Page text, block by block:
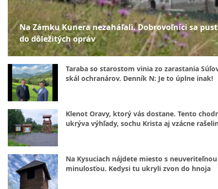
Na Zámku Kunera nezaháľali. Dobrovoľníci sa
do dôležitých opráv
Taraba so starostom vinia zo zarastania
skál ochranárov. Denník N: Je to úplne inak!
Klenot Oravy, ktorý vás dostane. Tento
ukrýva výhľady, sochu Krista aj vzácne
Na Kysuciach nájdete miesto s neuveriteľnou
minulosťou. Kedysi tu ukryli zvon do hnoja